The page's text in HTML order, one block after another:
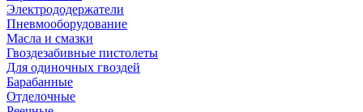
Электрододержатели
Пневмооборудование
Масла и смазки
Гвоздезабивные пистолеты
Для одиночных гвоздей
Барабанные
Отделочные